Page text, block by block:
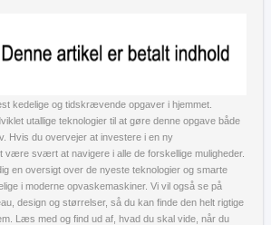
kedelige og tidskrævende opgaver i hjemmet.
utallige teknologier til at gøre denne opgave både
Hvis du overvejer at investere i en ny
være svært at navigere i alle de forskellige muligheder.
en oversigt over de nyeste teknologier og smarte
i moderne opvaskemaskiner. Vi vil også se på
design og størrelser, så du kan finde den helt rigtige
Læs med og find ud af, hvad du skal vide, når du